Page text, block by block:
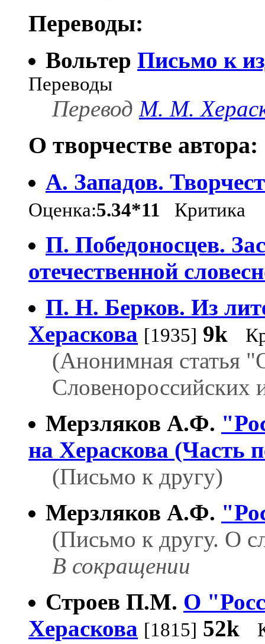
Переводы:
Вольтер Письмо к
Переводы
Перевод М. М.
О творчестве автора:
А. Западов.
Оценка:5.34*11 Критика
П. Победоносцев.
отечественной
П. Н. Берков. Из
Хераскова [1935] 9k
(Анонимная статья
Словенороссийских
Мерзляков А.Ф.
на Хераскова (Часть
(Письмо к другу)
Мерзляков А.Ф.
(Письмо к другу. О
В сокращении
Строев П.М. О
Хераскова [1815] 52k